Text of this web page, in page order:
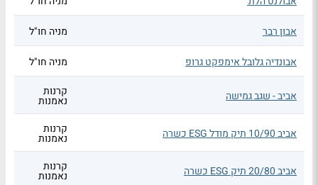
אבון רבר מניה חו"ל
אבונדיה גלובל אימפקט גרופ מניה חו"ל
אביב - שגב גמישה קרנות
נאמנות
אביב 10/90 תיק מודל ESG כשרה קרנות
נאמנות
אביב 20/80 תיק ESG כשרה קרנות
נאמנות